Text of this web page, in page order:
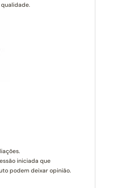
iniciada que
podem deixar opinião.